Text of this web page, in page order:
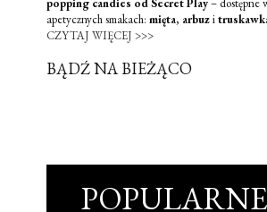
apetycznych smakach: mięta, arbuzi
CZYTAJ WIĘCEJ >>>
BĄDŹ NA BIEŻĄCO